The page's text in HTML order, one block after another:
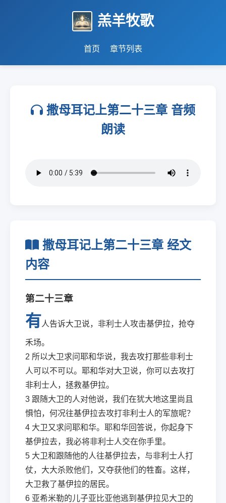
羔羊牧歌
首页 章节列表
撒母耳记上第二十三章 音频
朗读
撒母耳记上第二十三章 经文
内容
第二十三章
有人告诉大卫说，非利士人攻击基伊拉，抢夺
禾场。
2 所以大卫求问耶和华说，我去攻打那些非利士
人可以不可以。耶和华对大卫说，你可以去攻打
非利士人，拯救基伊拉。
3 跟随大卫的人对他说，我们在犹大地这里尚且
惧怕，何况往基伊拉去攻打非利士人的军旅呢？
4 大卫又求问耶和华。耶和华回答说，你起身下
基伊拉去，我必将非利士人交在你手里。
5 大卫和跟随他的人往基伊拉去，与非利士人打
仗，大大杀败他们，又夺获他们的牲畜。这样，
大卫救了基伊拉的居民。
6 亚希米勒的儿子亚比亚他逃到基伊拉见大卫的